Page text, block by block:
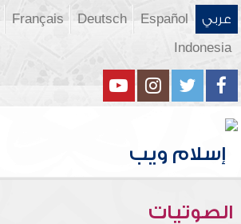
عربي Español
Deutsch
Français
Indonesia
الصوتيات